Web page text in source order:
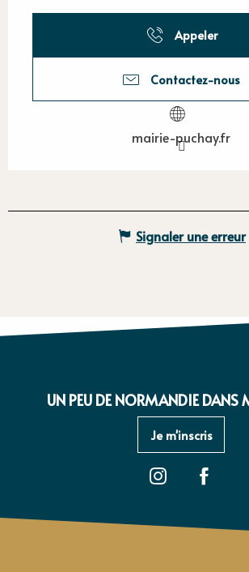
Appeler
Contactez-nous
mairie-puchay.fr
Signaler une erreur
UN PEU DE NORMANDIE DANS
Je m'inscris